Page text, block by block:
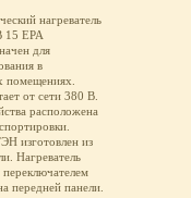
нагреватель
15 EPA
для
в
помещениях.
от сети 380 В.
расположена
изготовлен из
Нагреватель
передней панели.